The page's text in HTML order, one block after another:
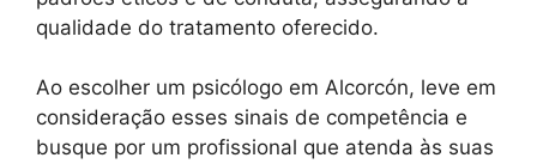
qualidade do tratamento oferecido.
Ao escolher um psicólogo em Alcorcón, leve em
consideração esses sinais de competência e
busque por um profissional que atenda às suas